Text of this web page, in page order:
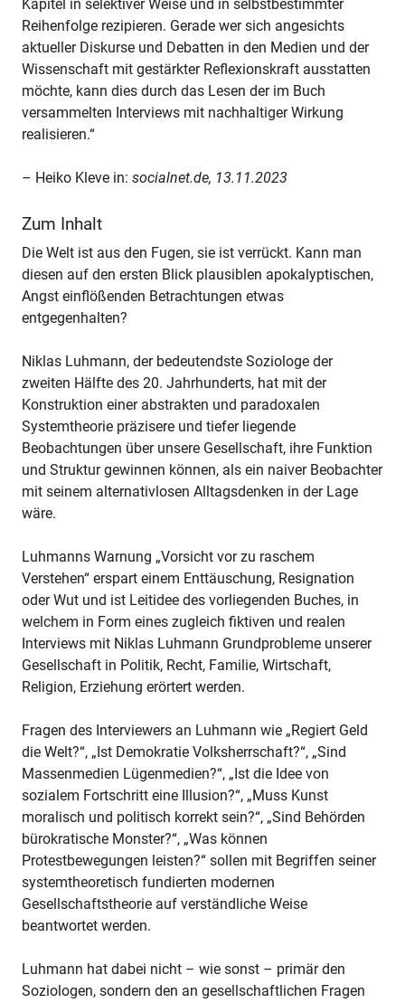
Kapitel in selektiver Weise und in selbstbestimmter
Reihenfolge rezipieren. Gerade wer sich angesichts
aktueller Diskurse und Debatten in den Medien und der
Wissenschaft mit gestärkter Reflexionskraft ausstatten
möchte, kann dies durch das Lesen der im Buch
versammelten Interviews mit nachhaltiger Wirkung
realisieren.“
– Heiko Kleve in: socialnet.de, 13.11.2023
Zum Inhalt
Die Welt ist aus den Fugen, sie ist verrückt. Kann man
diesen auf den ersten Blick plausiblen apokalyptischen,
Angst einflößenden Betrachtungen etwas
entgegenhalten?
Niklas Luhmann, der bedeutendste Soziologe der
zweiten Hälfte des 20. Jahrhunderts, hat mit der
Konstruktion einer abstrakten und paradoxalen
Systemtheorie präzisere und tiefer liegende
Beobachtungen über unsere Gesellschaft, ihre Funktion
und Struktur gewinnen können, als ein naiver Beobachter
mit seinem alternativlosen Alltagsdenken in der Lage
wäre.
Luhmanns Warnung „Vorsicht vor zu raschem
Verstehen“ erspart einem Enttäuschung, Resignation
oder Wut und ist Leitidee des vorliegenden Buches, in
welchem in Form eines zugleich fiktiven und realen
Interviews mit Niklas Luhmann Grundprobleme unserer
Gesellschaft in Politik, Recht, Familie, Wirtschaft,
Religion, Erziehung erörtert werden.
Fragen des Interviewers an Luhmann wie „Regiert Geld
die Welt?“, „Ist Demokratie Volksherrschaft?“, „Sind
Massenmedien Lügenmedien?“, „Ist die Idee von
sozialem Fortschritt eine Illusion?“, „Muss Kunst
moralisch und politisch korrekt sein?“, „Sind Behörden
bürokratische Monster?“, „Was können
Protestbewegungen leisten?“ sollen mit Begriffen seiner
systemtheoretisch fundierten modernen
Gesellschaftstheorie auf verständliche Weise
beantwortet werden.
Luhmann hat dabei nicht – wie sonst – primär den
Soziologen, sondern den an gesellschaftlichen Fragen